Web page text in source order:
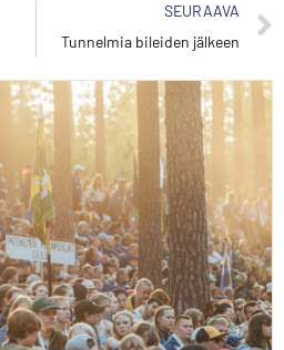
SEURAAVA
Tunnelmia bileiden jälkeen